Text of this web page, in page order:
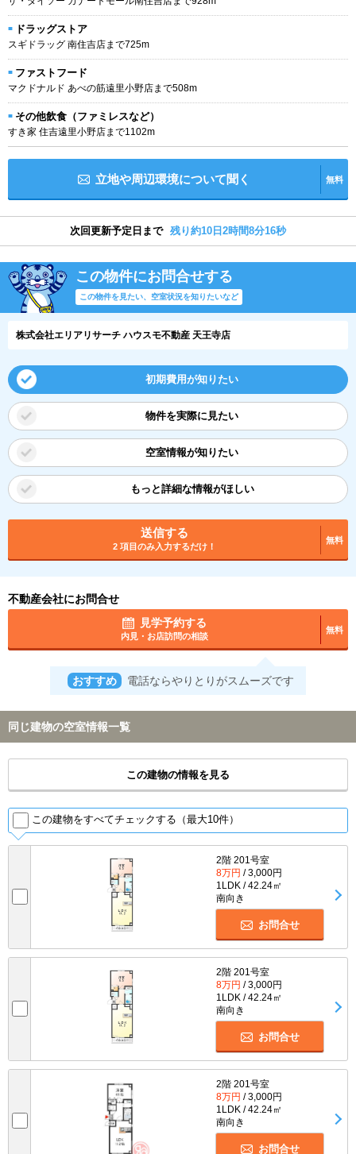
ドラッグストア
スギドラッグ 南住吉店まで725m
ファストフード
マクドナルド あべの筋遠里小野店まで508m
その他飲食（ファミレスなど）
すき家 住吉遠里小野店まで1102m
立地や周辺環境について聞く 無料
次回更新予定日まで 残り約10日2時間8分16秒
この物件にお問合せする
この物件を見たい、空室状況を知りたいなど
株式会社エリアリサーチ ハウスモ不動産 天王寺店
初期費用が知りたい
物件を実際に見たい
空室情報が知りたい
もっと詳細な情報がほしい
送信する
2 項目のみ入力するだけ！
無料
不動産会社にお問合せ
見学予約する
内見・お店訪問の相談
無料
おすすめ 電話ならやりとりがスムーズです
同じ建物の空室情報一覧
この建物の情報を見る
この建物をすべてチェックする（最大10件）
2階 201号室
8万円 / 3,000円
1LDK / 42.24㎡
南向き
お問合せ
2階 201号室
8万円 / 3,000円
1LDK / 42.24㎡
南向き
お問合せ
2階 201号室
8万円 / 3,000円
1LDK / 42.24㎡
南向き
お問合せ